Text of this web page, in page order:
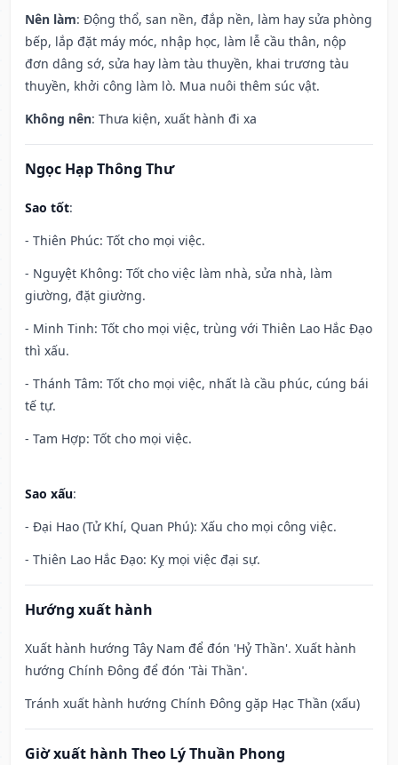
Nên làm: Động thổ, san nền, đắp nền, làm hay sửa phòng
bếp, lắp đặt máy móc, nhập học, làm lễ cầu thân, nộp
đơn dâng sớ, sửa hay làm tàu thuyền, khai trương tàu
thuyền, khởi công làm lò. Mua nuôi thêm súc vật.
Không nên: Thưa kiện, xuất hành đi xa
Ngọc Hạp Thông Thư
Sao tốt:
- Thiên Phúc: Tốt cho mọi việc.
- Nguyệt Không: Tốt cho việc làm nhà, sửa nhà, làm
giường, đặt giường.
- Minh Tinh: Tốt cho mọi việc, trùng với Thiên Lao Hắc Đạo
thì xấu.
- Thánh Tâm: Tốt cho mọi việc, nhất là cầu phúc, cúng bái
tế tự.
- Tam Hợp: Tốt cho mọi việc.
Sao xấu:
- Đại Hao (Tử Khí, Quan Phú): Xấu cho mọi công việc.
- Thiên Lao Hắc Đạo: Kỵ mọi việc đại sự.
Hướng xuất hành
Xuất hành hướng Tây Nam để đón 'Hỷ Thần'. Xuất hành
hướng Chính Đông để đón 'Tài Thần'.
Tránh xuất hành hướng Chính Đông gặp Hạc Thần (xấu)
Giờ xuất hành Theo Lý Thuần Phong